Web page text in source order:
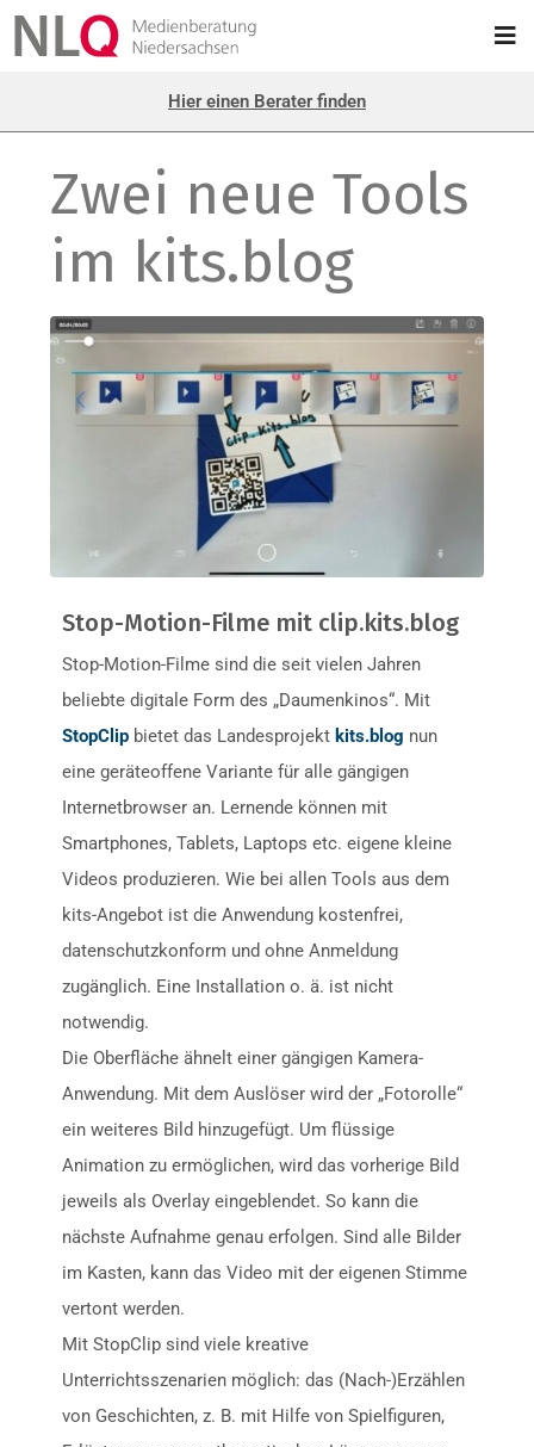
Hier einen Berater finden
Zwei neue Tools
im kits.blog
Stop-Motion-Filme mit clip.kits.blog
Stop-Motion-Filme sind die seit vielen Jahren
beliebte digitale Form des „Daumenkinos“. Mit
StopClip bietet das Landesprojekt kits.blog nun
eine geräteoffene Variante für alle gängigen
Internetbrowser an. Lernende können mit
Smartphones, Tablets, Laptops etc. eigene kleine
Videos produzieren. Wie bei allen Tools aus dem
kits-Angebot ist die Anwendung kostenfrei,
datenschutzkonform und ohne Anmeldung
zugänglich. Eine Installation o. ä. ist nicht
notwendig.
Die Oberfläche ähnelt einer gängigen Kamera-
Anwendung. Mit dem Auslöser wird der „Fotorolle“
ein weiteres Bild hinzugefügt. Um flüssige
Animation zu ermöglichen, wird das vorherige Bild
jeweils als Overlay eingeblendet. So kann die
nächste Aufnahme genau erfolgen. Sind alle Bilder
im Kasten, kann das Video mit der eigenen Stimme
vertont werden.
Mit StopClip sind viele kreative
Unterrichtsszenarien möglich: das (Nach-)Erzählen
von Geschichten, z. B. mit Hilfe von Spielfiguren,